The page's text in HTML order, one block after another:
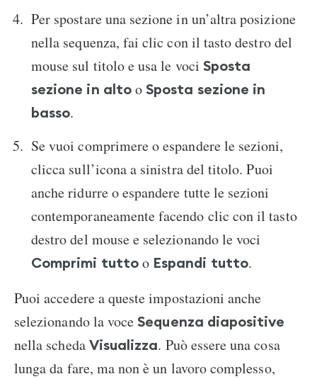
Per spostare una sezione in un’altra posizione
nella sequenza, fai clic con il tasto destro del
mouse sul titolo e usa le voci Sposta
sezione in altooSposta sezione in
basso.
Se vuoi comprimere o espandere le sezioni,
clicca sull’icona a sinistra del titolo. Puoi
anche ridurre o espandere tutte le sezioni
contemporaneamente facendo clic con il tasto
destro del mouse e selezionando le voci
Comprimi tuttoo Espandi tutto.
Puoi accedere a queste impostazioni anche
selezionando la voceSequenza diapositive
nella scheda Visualizza. Può essere una cosa
lunga da fare, ma non è un lavoro complesso,